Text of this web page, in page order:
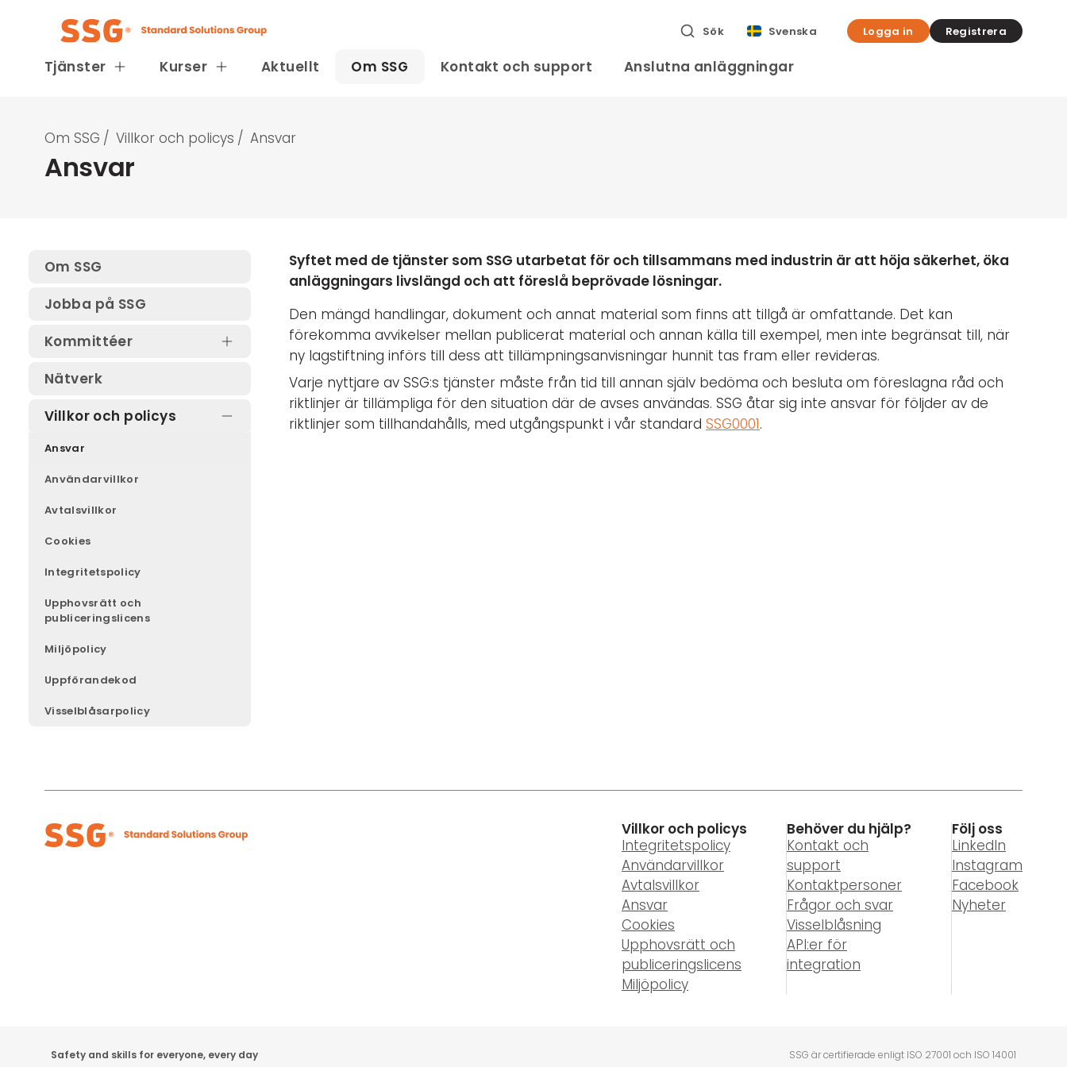
Sök Svenska Logga in Registrera
Tjänster Kurser Aktuellt Om SSG Kontakt och support Anslutna anläggningar
Om SSG / Villkor och policys / Ansvar
Ansvar
Om SSG
Jobba på SSG
Kommittéer
Delta i kommitté eller
Nätverk
Villkor och policys
Ansvar
Användarvillkor
Avtalsvillkor
Cookies
Integritetspolicy
Upphovsrätt och
publiceringslicens
Miljöpolicy
Uppförandekod
Visselblåsarpolicy
Syftet med de tjänster som SSG utarbetat för och tillsammans med industrin är att höja säkerhet, öka
anläggningars livslängd och att föreslå beprövade lösningar.
Den mängd handlingar, dokument och annat material som finns att tillgå är omfattande. Det kan
förekomma avvikelser mellan publicerat material och annan källa till exempel, men inte begränsat till, när
ny lagstiftning införs till dess att tillämpningsanvisningar hunnit tas fram eller revideras.
Varje nyttjare av SSG:s tjänster måste från tid till annan själv bedöma och besluta om föreslagna råd och
riktlinjer är tillämpliga för den situation där de avses användas. SSG åtar sig inte ansvar för följder av de
riktlinjer som tillhandahålls, med utgångspunkt i vår standard SSG0001.
Villkor och policys
Integritetspolicy
Användarvillkor
Avtalsvillkor
Ansvar
Cookies
Upphovsrätt och
publiceringslicens
Miljöpolicy
Behöver du hjälp?
Kontakt och
support
Kontaktpersoner
Frågor och svar
Visselblåsning
API:er för
integration
Följ oss
LinkedIn
Instagram
Facebook
Nyheter
Safety and skills for everyone, every day SSG är certifierade enligt ISO 27001 och ISO 14001